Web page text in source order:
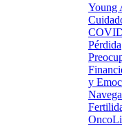
Young
Pérdida
y